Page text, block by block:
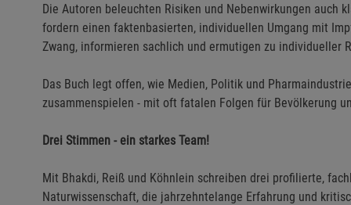
Die Autoren beleuchten Risiken und Nebenwirkungen auch
fordern einen faktenbasierten, individuellen Umgang mit
Zwang, informieren sachlich und ermutigen zu individueller
Das Buch legt offen, wie Medien, Politik und
zusammenspielen - mit oft fatalen Folgen für Bevölkerung
Drei Stimmen - ein starkes Team!
Mit Bhakdi, Reiß und Köhnlein schreiben drei profilierte,
Naturwissenschaft, die jahrzehntelange Erfahrung und